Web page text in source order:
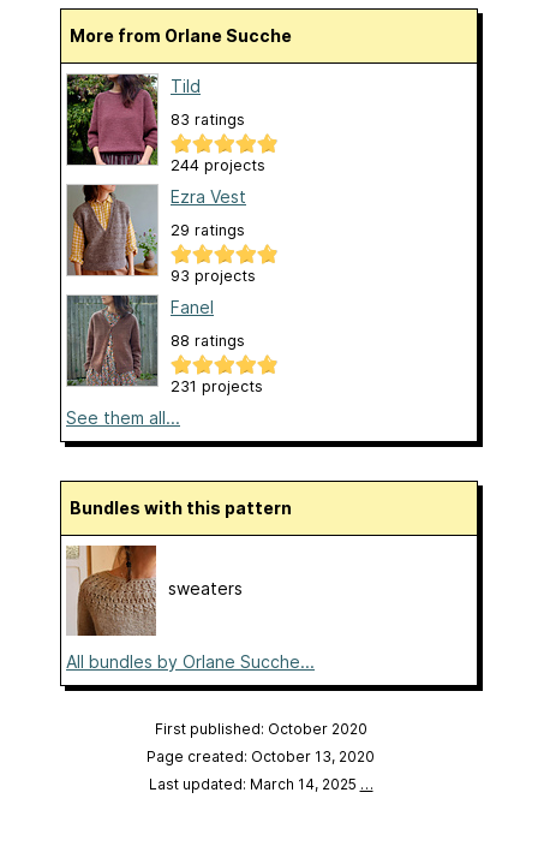
More from Orlane Sucche
Tild
83 ratings
244 projects
Ezra Vest
29 ratings
93 projects
Fanel
88 ratings
231 projects
See them all...
Bundles with this pattern
sweaters
All bundles by Orlane Sucche...
First published: October 2020
Page created: October 13, 2020
Last updated: March 14, 2025 …